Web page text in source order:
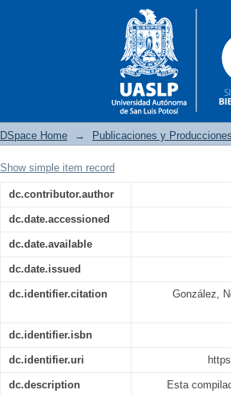
Metodologías y
DSpace Home → Publicaciones y
Show simple item record
dc.contributor.author
dc.date.accessioned
dc.date.available
dc.date.issued
dc.identifier.citation
González,
dc.identifier.isbn
dc.identifier.uri
dc.description
Esta